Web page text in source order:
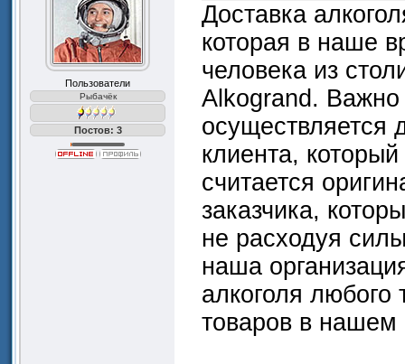
Пользователи
Рыбачёк
Постов: 3
Доставка
которая в наше
человека из
Alkogrand. Важно
осуществляется
клиента,
считается
заказчика,
не расходуя
наша
алкоголя
товаров в нашем